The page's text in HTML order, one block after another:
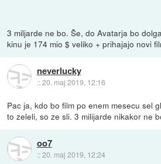
3 miljarde ne bo. Še, do Avatarja bo
kinu je 174 mio $ veliko + prihajajo novi
neverlucky
::20. maj 2019, 12:16
Pac ja, kdo bo film po enem mesecu sel
to zeleli, so ze sli. 3 milijarde nikakor ne
oo7
::20. maj 2019, 12:24